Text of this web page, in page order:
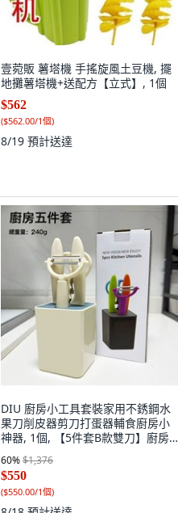
壹菀販 薯塔機 手搖旋風土豆機, 擺
地攤薯塔機+送配方【立式】, 1個
$562
($562.00/1個)
8/19 預計送達
DIU 廚房小工具套裝家用不銹鋼水
果刀削皮器剪刀打蛋器輔食廚房小
神器, 1個, 【5件套B款雙刀】廚房小
工具-奶油風:如圖
60%$1,376
$550
($550.00/1個)